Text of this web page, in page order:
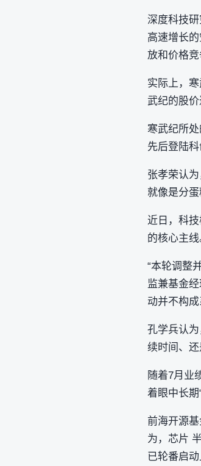
深度科技
高速增长
放和价格
实际上，
武纪的股价
寒武纪所
先后登陆
张孝荣认
就像是分
近日，科
的核心主线
“本轮调整
监兼基金
动并不构
孔学兵认
续时间、
随着7月业
着眼中长
前海开源
为，芯片
已轮番启